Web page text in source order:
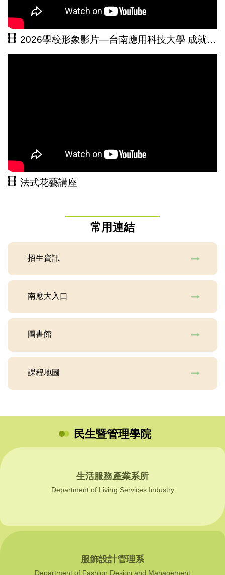
2026學校形象影片—台南應用科技大學 成就你未來的理想樣貌
法式花藝講座
常用連結
招生資訊
南應大入口
圖書館
課程地圖
民生暨管理學院
生活服務產業系所
Department of Living Services Industry
服飾設計管理系
Department of Fashion Design and Management